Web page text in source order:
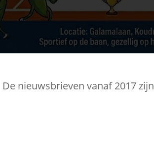
De nieuwsbrieven vanaf 2017 zijn